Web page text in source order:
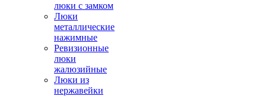
люки с замком
Люки
металлические
нажимные
Ревизионные
люки
жалюзийные
Люки из
нержавейки